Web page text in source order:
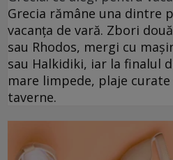
Grecia rămâne una dintre
vacanța de vară. Zbori
sau Rhodos, mergi cu
sau Halkidiki, iar la finalul
mare limpede, plaje
taverne.